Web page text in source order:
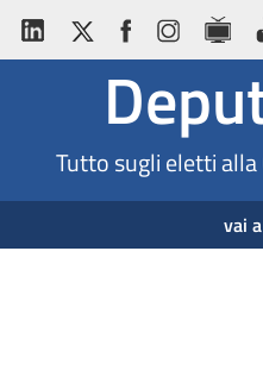
Tutto sugli eletti alla
vai